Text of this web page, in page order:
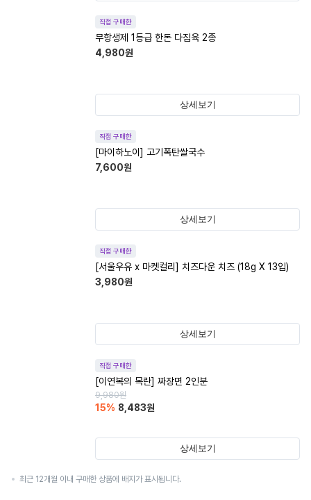
직접 구매한
무항생제 1등급 한돈 다짐육 2종
4,980원
상세보기
직접 구매한
[마이하노이] 고기폭탄쌀국수
7,600원
상세보기
직접 구매한
[서울우유 x 마켓컬리] 치즈다운 치즈 (18g X 13입)
3,980원
상세보기
직접 구매한
[이연복의 목란] 짜장면 2인분
9,980원
15% 8,483원
상세보기
최근 12개월 이내 구매한 상품에 배지가 표시됩니다.